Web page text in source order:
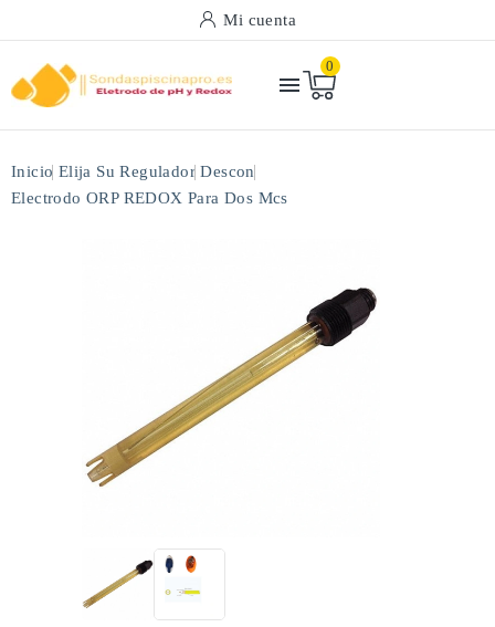
Mi cuenta

0
Inicio Elija Su Regulador Descon
Electrodo ORP REDOX Para Dos Mcs